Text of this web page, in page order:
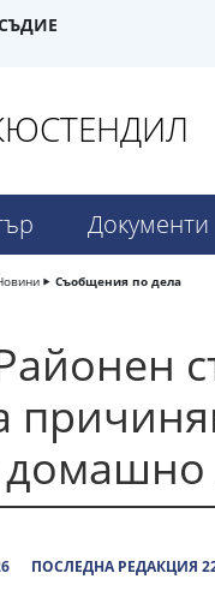
Документи
Съобщения по дела
ПОСЛЕДНА РЕДАКЦИЯ